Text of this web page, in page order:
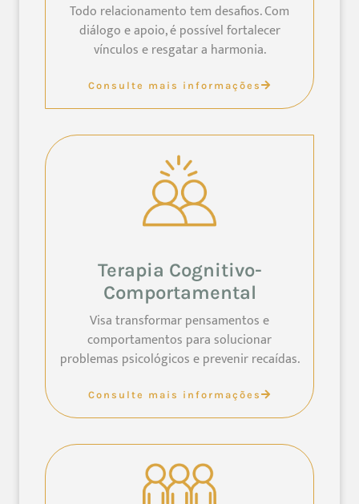
Todo relacionamento tem desafios. Com
diálogo e apoio, é possível fortalecer
vínculos e resgatar a harmonia.
Consulte mais informações
Terapia Cognitivo-
Comportamental
Visa transformar pensamentos e
comportamentos para solucionar
problemas psicológicos e prevenir recaídas.
Consulte mais informações